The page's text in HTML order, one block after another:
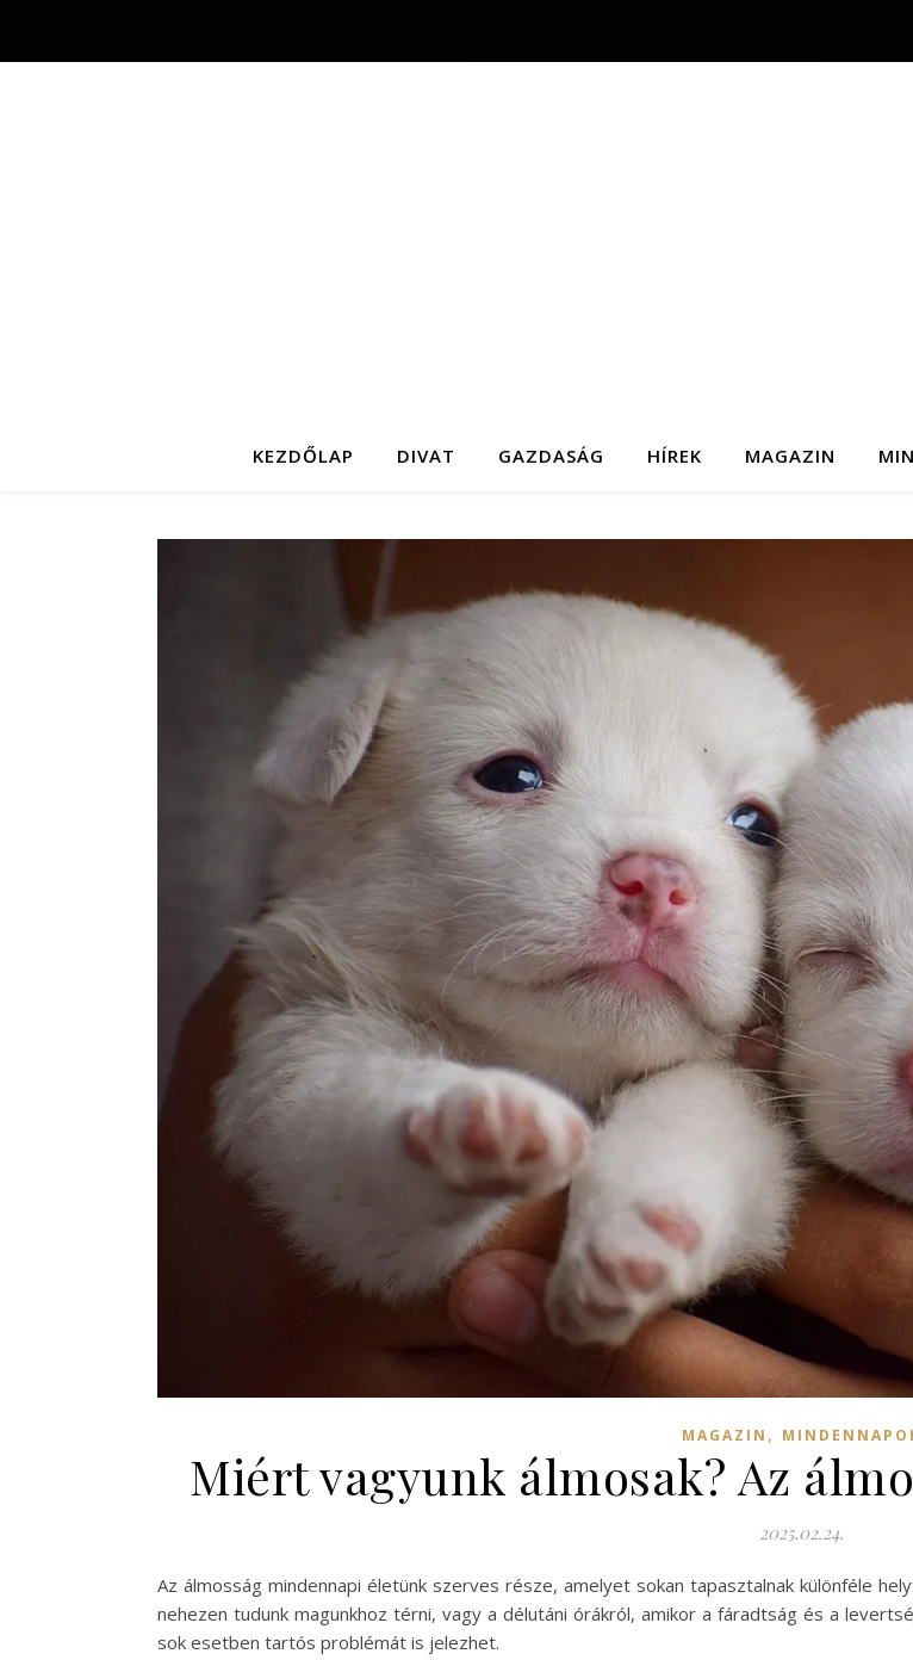
KEZDŐLAP DIVAT GAZDASÁG HÍREK MAGAZIN
MAGAZIN ,
Miért vagyunk álmosak? Az
2025.02.24.
Az álmosság mindennapi életünk szerves része, amelyet sokan tapasztalnak különféle
nehezen tudunk magunkhoz térni, vagy a délutáni órákról, amikor a fáradtság és a
sok esetben tartós problémát is jelezhet.